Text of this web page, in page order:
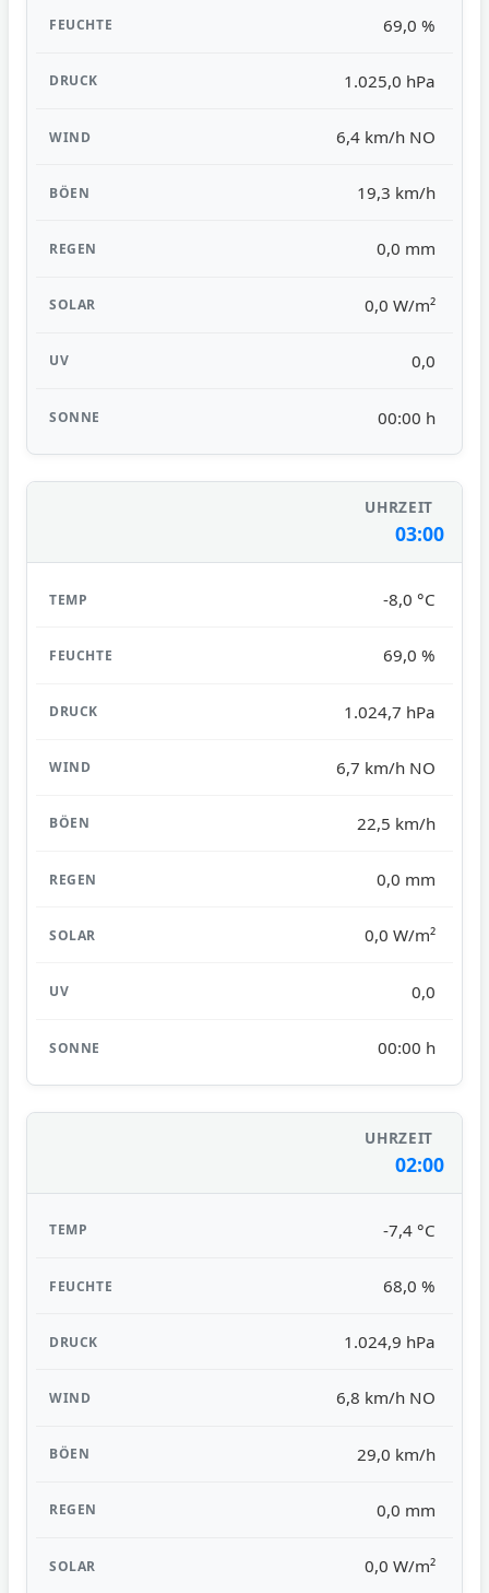
69,0 %
1.025,0 hPa
6,4 km/h NO
19,3 km/h
0,0 mm
0,0 W/m²
0,0
00:00 h
03:00
-8,0 °C
69,0 %
1.024,7 hPa
6,7 km/h NO
22,5 km/h
0,0 mm
0,0 W/m²
0,0
00:00 h
02:00
-7,4 °C
68,0 %
1.024,9 hPa
6,8 km/h NO
29,0 km/h
0,0 mm
0,0 W/m²